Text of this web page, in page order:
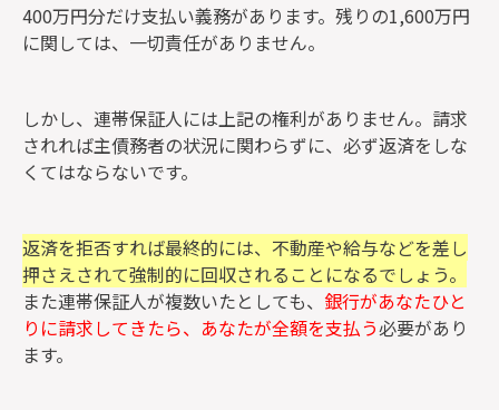
400万円分だけ支払い義務があります。残りの1,600万円
に関しては、一切責任がありません。
しかし、連帯保証人には上記の権利がありません。 請求
されれば主債務者の状況に関わらずに、必ず返済をしな
くてはならないです。
返済を拒否すれば最終的には、不動産や給与などを差し
押さえされて強制的に回収されることになるでしょう。
また連帯保証人が複数いたとしても、 銀行があなたひと
りに請求してきたら、あなたが全額を支払う必要があり
ます。